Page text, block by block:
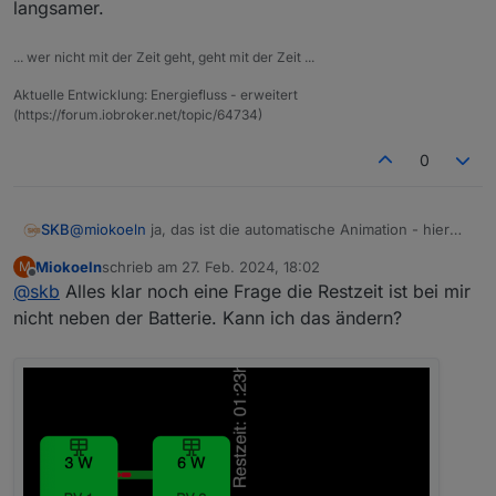
einfach zu identifizieren
Verbleibende Lade-/Entladezeit der Batterie
anzeigen (ist abhaengig von Batterieprozent und
Batteriekapazitaet)
langsamer.
... wer nicht mit der Zeit geht, geht mit der Zeit ...
Aktuelle Entwicklung: Energiefluss - erweitert
(https://forum.iobroker.net/topic/64734)
0
SKB@miokoeln ja, das ist die automatische Animation - hier
die Werte dargestellt werden.
Natürlich merkt man kleine Unterschiede im
Verbrauch/Produktion nicht. Erst, wenn sie sich signifikant
ändern, wird die Animation schneller oder langsamer.
M
Offline
Miokoelnschrieb am 27. Feb. 2024, 18:02
zuletzt editiert von
@skb Alles klar noch eine Frage die Restzeit ist bei mir
nicht neben der Batterie. Kann ich das ändern?